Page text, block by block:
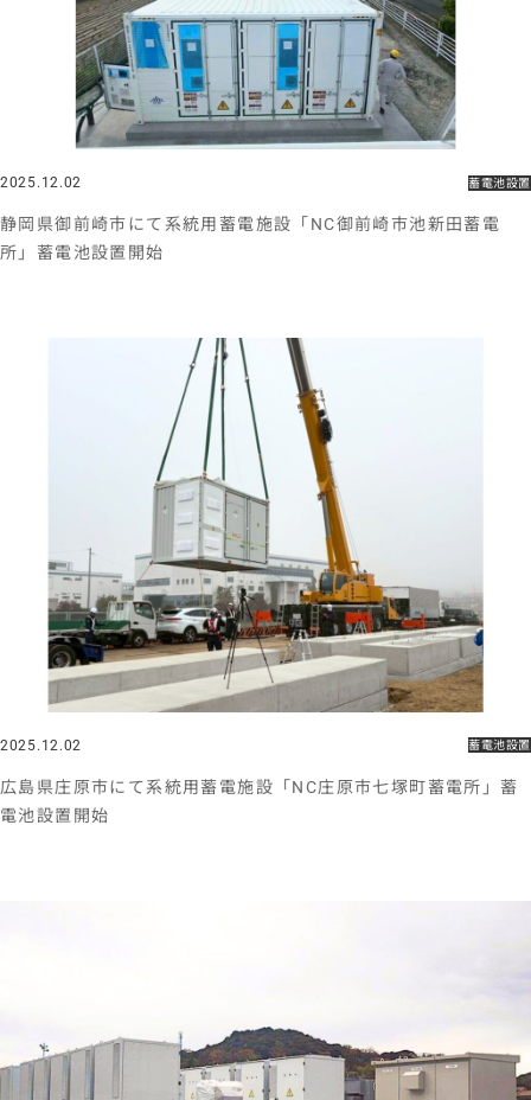
2025.12.02 蓄電池設置
静岡県御前崎市にて系統用蓄電施設「NC御前崎市池新田蓄電
所」蓄電池設置開始
2025.12.02 蓄電池設置
広島県庄原市にて系統用蓄電施設「NC庄原市七塚町蓄電所」蓄
電池設置開始